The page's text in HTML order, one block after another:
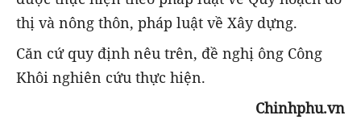
thị và nông thôn, pháp luật về Xây dựng.
Căn cứ quy định nêu trên, đề nghị ông Công
Khôi nghiên cứu thực hiện.
Chinhphu.vn